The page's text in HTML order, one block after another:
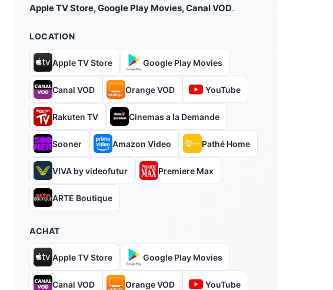
Apple TV Store, Google Play Movies, Canal VOD.
LOCATION
Apple TV Store Google Play Movies
Canal VOD Orange VOD YouTube
Rakuten TV Cinemas a la Demande
Sooner Amazon Video Pathé Home
VIVA by videofutur Premiere Max
ARTE Boutique
ACHAT
Apple TV Store Google Play Movies
Canal VOD Orange VOD YouTube